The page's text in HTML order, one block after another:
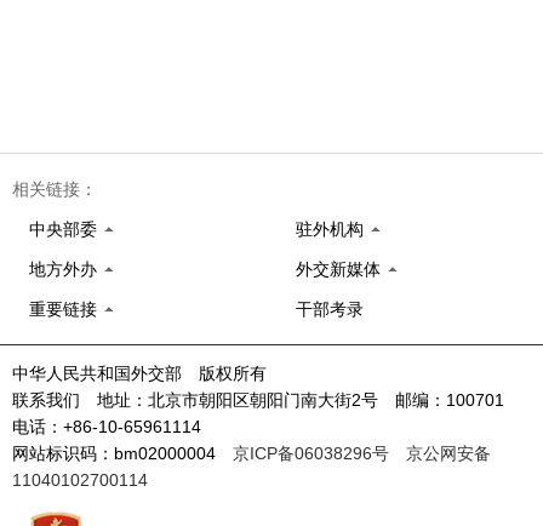
相关链接：
中央部委 驻外机构
地方外办 外交新媒体
重要链接 干部考录
中华人民共和国外交部 版权所有
联系我们 地址：北京市朝阳区朝阳门南大街2号 邮编：100701
电话：+86-10-65961114
网站标识码：bm02000004 京ICP备06038296号
京公网安备
11040102700114